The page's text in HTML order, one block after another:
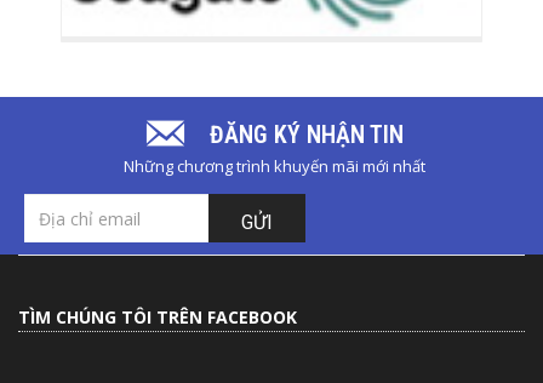
ĐĂNG KÝ NHẬN TIN
Những chương trình khuyến mãi mới nhất
GỬI
TÌM CHÚNG TÔI TRÊN FACEBOOK